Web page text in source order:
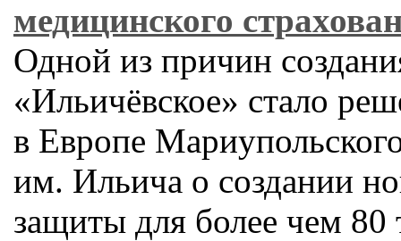
медицинского
Одной из причин
«Ильичёвское» стало
в Европе
им. Ильича о создании
защиты для более чем 80